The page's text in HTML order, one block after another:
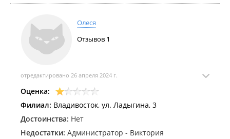
Олеся
Отзывов 1
отредактировано 26 апреля 2024 г.
Оценка:
Филиал: Владивосток, ул. Ладыгина, 3
Достоинства: Нет
Недостатки: Администратор - Виктория